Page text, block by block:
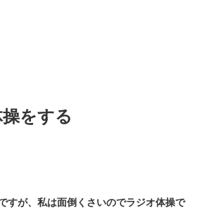
をする
すが、私は面倒くさいのでラジオ体操で